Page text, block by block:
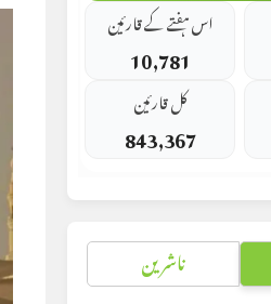
اس ہفتے کے قارئین
10,781
کل قارئین
843,367
ناشرین